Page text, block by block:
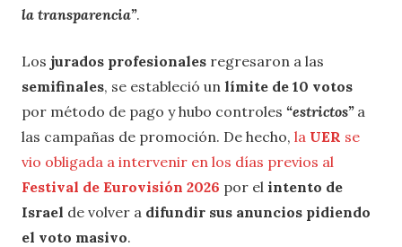
la transparencia”.
Los jurados profesionales regresaron a las
semifinales, se estableció un límite de 10 votos
por método de pago y hubo controles “estrictos” a
las campañas de promoción. De hecho, la UER se
vio obligada a intervenir en los días previos al
Festival de Eurovisión 2026 por el intento de
Israel de volver a difundir sus anuncios pidiendo
el voto masivo.